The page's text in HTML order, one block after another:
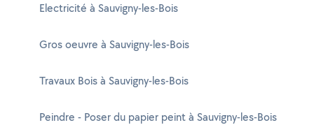
Electricité à Sauvigny-les-Bois
Gros oeuvre à Sauvigny-les-Bois
Travaux Bois à Sauvigny-les-Bois
Peindre - Poser du papier peint à Sauvigny-les-Bois